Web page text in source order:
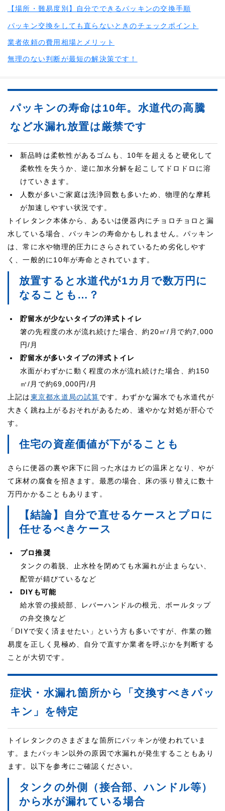
【場所・難易度別】自分でできるパッキンの交換手順
パッキン交換をしても直らないときのチェックポイント
業者依頼の費用相場とメリット
無理のない判断が最短の解決策です！
パッキンの寿命は10年。水道代の高騰
など水漏れ放置は厳禁です
新品時は柔軟性があるゴムも、10年を超えると硬化して
柔軟性を失うか、逆に加水分解を起こしてドロドロに溶
けていきます。
人数が多いご家庭は洗浄回数も多いため、物理的な摩耗
が加速しやすい状況です。
トイレタンク本体から、あるいは便器内にチョロチョロと漏
水している場合、パッキンの寿命かもしれません。パッキン
は、常に水や物理的圧力にさらされているため劣化しやす
く、一般的に10年が寿命とされています。
放置すると水道代が1カ月で数万円に
なることも…？
貯留水が少ないタイプの洋式トイレ
箸の先程度の水が流れ続けた場合、約20㎥/月で約7,000
円/月
貯留水が多いタイプの洋式トイレ
水面がわずかに動く程度の水が流れ続けた場合、約150
㎥/月で約69,000円/月
上記は東京都水道局の試算です。わずかな漏水でも水道代が
大きく跳ね上がるおそれがあるため、速やかな対処が肝心で
す。
住宅の資産価値が下がることも
さらに便器の裏や床下に回った水はカビの温床となり、やが
て床材の腐食を招きます。最悪の場合、床の張り替えに数十
万円かかることもあります。
【結論】自分で直せるケースとプロに
任せるべきケース
プロ推奨
タンクの着脱、止水栓を閉めても水漏れが止まらない、
配管が錆びているなど
DIYも可能
給水管の接続部、レバーハンドルの根元、ボールタップ
の弁交換など
「DIYで安く済ませたい」という方も多いですが、作業の難
易度を正しく見極め、自分で直すか業者を呼ぶかを判断する
ことが大切です。
症状・水漏れ箇所から「交換すべきパッ
キン」を特定
トイレタンクのさまざまな箇所にパッキンが使われていま
す。またパッキン以外の原因で水漏れが発生することもあり
ます。以下を参考にご確認ください。
タンクの外側（接合部、ハンドル等）
から水が漏れている場合